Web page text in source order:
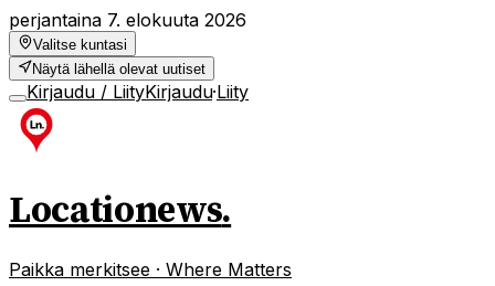
perjantaina 7. elokuuta 2026
Valitse kuntasi
Näytä lähellä olevat uutiset
Kirjaudu / LiityKirjaudu·Liity
Locationews.
Paikka merkitsee · Where Matters